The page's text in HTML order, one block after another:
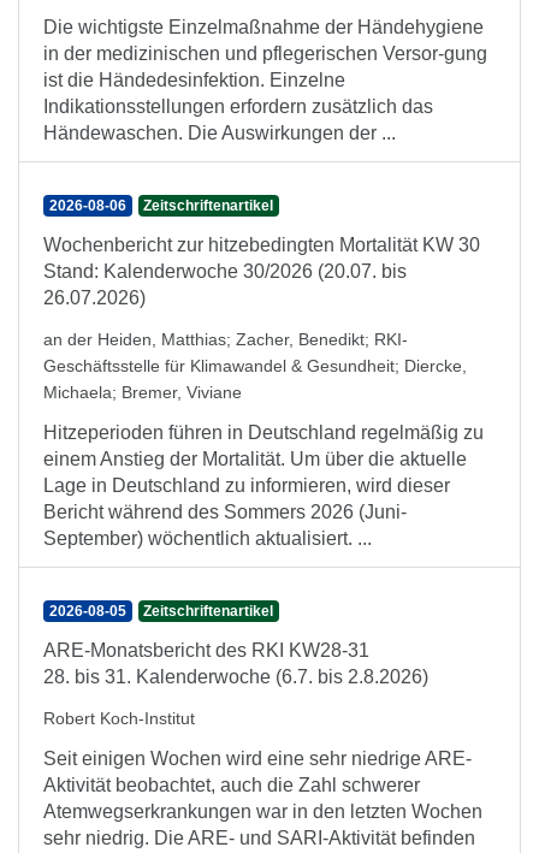
Die wichtigste Einzelmaßnahme der Händehygiene
in der medizinischen und pflegerischen Versor-gung
ist die Händedesinfektion. Einzelne
Indikationsstellungen erfordern zusätzlich das
Händewaschen. Die Auswirkungen der ...
2026-08-06 Zeitschriftenartikel
Wochenbericht zur hitzebedingten Mortalität KW 30
Stand: Kalenderwoche 30/2026 (20.07. bis
26.07.2026)
an der Heiden, Matthias; Zacher, Benedikt; RKI-
Geschäftsstelle für Klimawandel & Gesundheit; Diercke,
Michaela; Bremer, Viviane
Hitzeperioden führen in Deutschland regelmäßig zu
einem Anstieg der Mortalität. Um über die aktuelle
Lage in Deutschland zu informieren, wird dieser
Bericht während des Sommers 2026 (Juni-
September) wöchentlich aktualisiert. ...
2026-08-05 Zeitschriftenartikel
ARE-Monatsbericht des RKI KW28-31
28. bis 31. Kalenderwoche (6.7. bis 2.8.2026)
Robert Koch-Institut
Seit einigen Wochen wird eine sehr niedrige ARE-
Aktivität beobachtet, auch die Zahl schwerer
Atemwegserkrankungen war in den letzten Wochen
sehr niedrig. Die ARE- und SARI-Aktivität befinden